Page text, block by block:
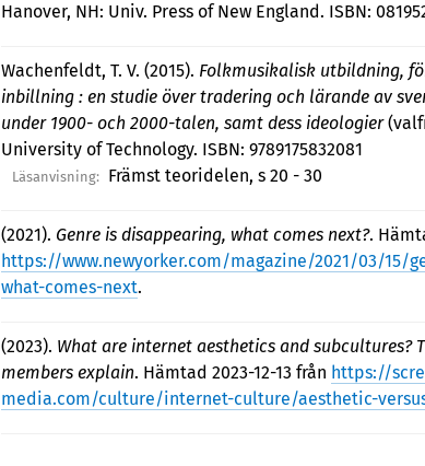
Hanover, NH: Univ. Press of New England. ISBN:
Wachenfeldt, T. V. (2015). Folkmusikalisk utbildning,
inbillning : en studie över tradering och lärande av
under 1900- och 2000-talen, samt dess ideologier
University of Technology. ISBN: 9789175832081
Läsanvisning: Främst teoridelen, s 20 - 30
(2021). Genre is disappearing, what comes next?.
https://www.newyorker.com/magazine/2021/03/15/
what-comes-next.
(2023). What are internet aesthetics and subcultures?
members explain. Hämtad 2023-12-13 från https://
media.com/culture/internet-culture/aesthetic-